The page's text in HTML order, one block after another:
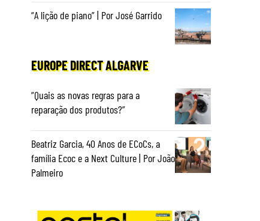
“A lição de piano” | Por José Garrido
EUROPE DIRECT ALGARVE
“Quais as novas regras para a
reparação dos produtos?”
Beatriz Garcia, 40 Anos de ECoCs, a
família Ecoc e a Next Culture | Por João
Palmeiro